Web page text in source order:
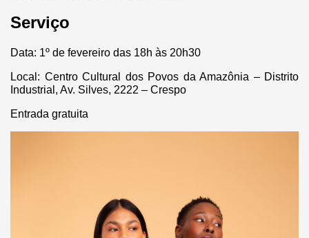
Serviço
Data: 1º de fevereiro das 18h às 20h30
Local: Centro Cultural dos Povos da Amazônia – Distrito
Industrial, Av. Silves, 2222 – Crespo
Entrada gratuita